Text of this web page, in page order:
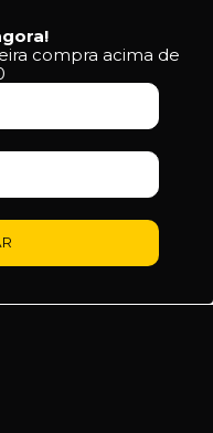
compra acima de